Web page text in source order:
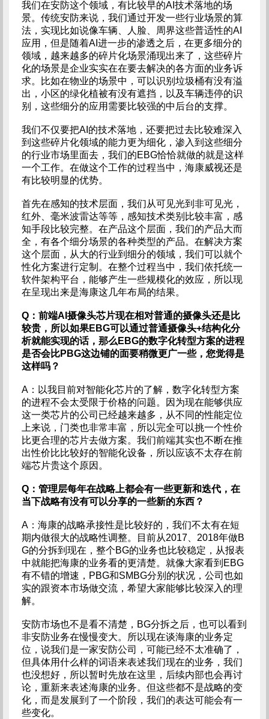
我们在安防这个领域，有比较早的AI技术落地的场
景。传统安防来说，我们通过开发一些行业场景的算
法，实现比如说像车辆、人脸、周界这些普适性的AI
应用，但是随着AI进一步的渗透之后，在更多细分的
领域，越来越多的碎片化场景涌现出来了，这些碎片
化的场景是企业实实在在要去解决的各方面的业务诉
求。比如在物业的场景中，可以识别垃圾桶有没有溢
出，小区的绿化植被有没有遮挡，以及车辆违停的识
别，这些细分的应用需要比较强的中后台的支撑。
我们不仅要把AI的技术落地，还要把过去比较难深入
到这些碎片化领域的能力更为细化，渗入到这些细分
的行业市场里面去，我们的EBG恰恰就做的就是这样
一个工作。在做这个工作的过程当中，海康威视还是
有比较明显的优势。
首先在感知的技术层面，我们从可见光到非可见光，
红外、毫米波雷达等等，感知技术类别比较丰富，感
知手段比较完整。在产品这个层面，我们的产品大而
全，有各个细分场景的各种类型的产品。在解决方案
这个层面，从大的行业到细分的领域，我们可以就个
性化方案进行定制。在整个过程当中，我们依托统一
软件架构平台，能够产生一些规模化的效应，所以现
在呈现出来是海康这几年布局的结果。
Q：前端AI摄像头芯片现在相对普通的摄像头还是比
较贵，所以如果EBG可以通过普通摄像头+结构化分
析就能实现的话，那么EBG的数字化转型方案的进程
是否会比PBG这边铺的面要稍微更广一些，您觉得是
这样吗？
A：以我目前对智能化芯片的了解，数字化转型方案
的进程不会太受限于价格的问题。因为现在能够供应
这一类芯片的公司已经越来越多，从不同的性能定位
上来说，门类也非常丰富，所以完全可以挑一个性价
比更合理的芯片去做方案。我们前端其实也不断在推
出性价比比较好的智能化设备，所以应该不太存在前
端芯片贵这个原因。
Q：管理层每年在战略上都会有一些更新和迭代，在
当下战略有没有可以分享的一些新的东西？
A：海康的战略承接性是比较好的，我们不太有在短
期内做很大的战略性调整。目前从2017、2018年做B
G的分拆到现在，整个BG的业务也比较稳定，从报表
中就能把海康的业务看的更清楚。就像大家看到EBG
有不错的增速，PBG和SMBG分别的状况，公司也如
实的跟资本市场做交流，希望大家能够比较深入的理
解。
安防市场也不是看不清楚，BG分拆之后，也可以看到
非安防业务在慢慢变大。所以现在谈海康的业务定
位，说我们是一家安防公司，可能已经不太准确了，
但具体用什么样的词语来表述我们现在的业务，我们
也没想好，所以暂时先放在这里，后续内部也会再讨
论，重新来表述海康的业务。但这些都不是战略的变
化，而是发展到了一个阶段，我们的表达可能会有一
些变化。